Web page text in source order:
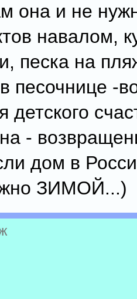
она и не
навалом,
песка на
песочнице -
детского
-
дом в
ЗИМОЙ...)